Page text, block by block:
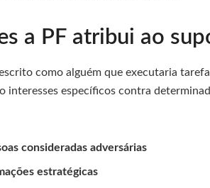
a PF atribui ao
como alguém que executaria
interesses específicos contra
consideradas adversárias
estratégicas